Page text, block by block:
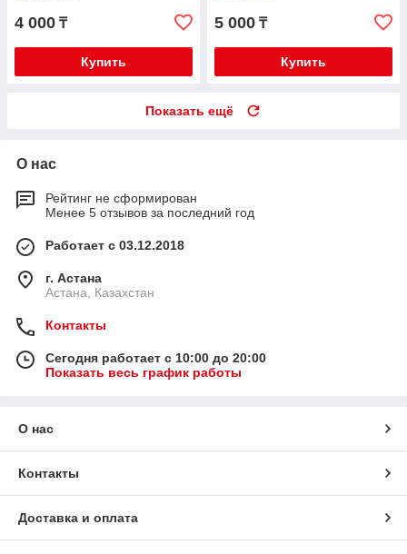
4 000 ₸
Купить
5 000 ₸
Купить
Показать ещё
О нас
Рейтинг не сформирован
Менее 5 отзывов за последний год
Работает с 03.12.2018
г. Астана
Астана, Казахстан
Контакты
Сегодня работает с 10:00 до 20:00
Показать весь график работы
О нас
Контакты
Доставка и оплата